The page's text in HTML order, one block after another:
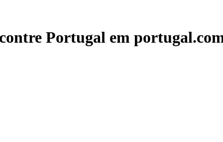
Portugal em